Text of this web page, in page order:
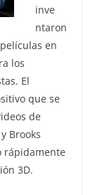
inve
ntaron
en
los
El
que se
de
Brooks
rápidamente
3D.